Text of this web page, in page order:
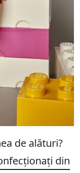
de alături?
din